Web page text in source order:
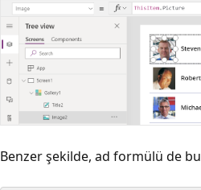
Benzer şekilde, ad formülü de bu